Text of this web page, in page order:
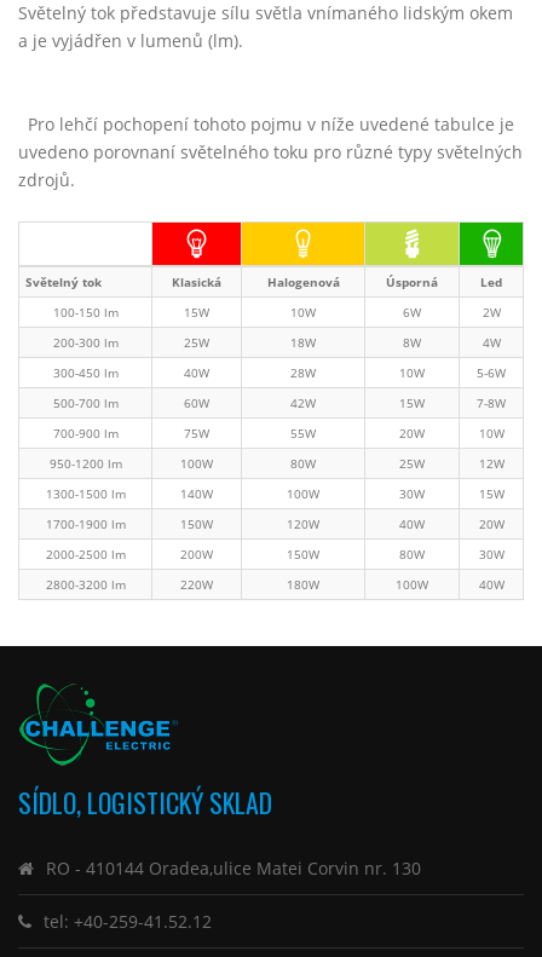
Světelný tok představuje sílu světla vnímaného lidským okem
a je vyjádřen v lumenů (lm).
Pro lehčí pochopení tohoto pojmu v níže uvedené tabulce je
uvedeno porovnaní světelného toku pro různé typy světelných
zdrojů.
Světelný tok Klasická Halogenová Úsporná
Led
100-150 lm
15W 10W 6W
2W
200-300 lm
25W 18W 8W
4W
300-450 lm
40W 28W 10W
5-6W
500-700 lm
60W 42W 15W
7-8W
700-900 lm
75W 55W 20W
10W
950-1200 lm
100W 80W 25W
12W
1300-1500 lm
140W 100W 30W
15W
1700-1900 lm
150W 120W 40W
20W
2000-2500 lm
200W 150W 80W
30W
2800-3200 lm
220W 180W 100W 40W
SÍDLO, LOGISTICKÝ SKLAD
RO - 410144 Oradea,ulice Matei Corvin nr. 130
tel: +40-259-41.52.12